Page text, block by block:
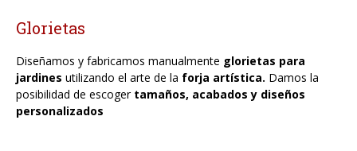
Glorietas
Diseñamos y fabricamos manualmente glorietas para
jardines utilizando el arte de la forja artística. Damos la
posibilidad de escoger tamaños, acabados y diseños
personalizados